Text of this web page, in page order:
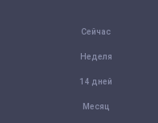
Сейчас
Неделя
14 дней
Месяц